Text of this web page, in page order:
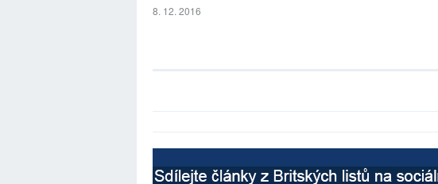
8. 12. 2016